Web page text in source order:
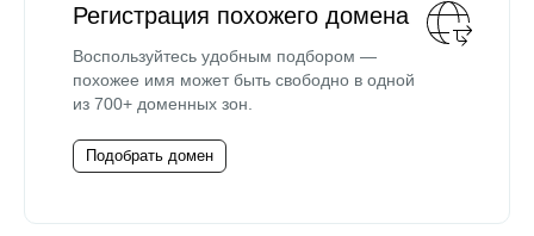
Регистрация похожего домена
Воспользуйтесь удобным подбором —
похожее имя может быть свободно в одной
из 700+ доменных зон.
Подобрать домен